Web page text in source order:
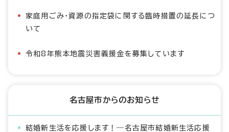
家庭用ごみ・資源の指定袋に関する臨時措置の延長につ
いて
令和8年熊本地震災害義援金を募集しています
名古屋市からのお知らせ
結婚新生活を応援します！―名古屋市結婚新生活応援